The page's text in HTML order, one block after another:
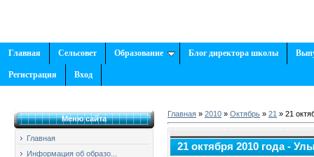
Главная Сельсовет Образование Блог директора школы
Регистрация Вход
Меню сайта
Главная
Информация об образо...
Главная » 2010 » Октябрь » 21 » 21
21 октября 2010 года -